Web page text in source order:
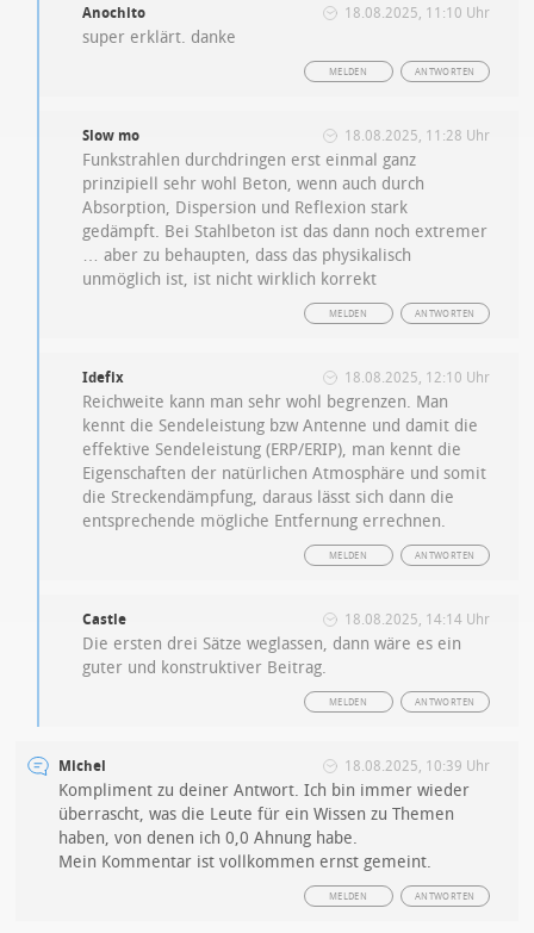
Anochito 18.08.2025, 11:10 Uhr
super erklärt. danke
ANTWORTEN
MELDEN
Slow mo 18.08.2025, 11:28 Uhr
Funkstrahlen durchdringen erst einmal ganz
prinzipiell sehr wohl Beton, wenn auch durch
Absorption, Dispersion und Reflexion stark
gedämpft. Bei Stahlbeton ist das dann noch extremer
… aber zu behaupten, dass das physikalisch
unmöglich ist, ist nicht wirklich korrekt
ANTWORTEN
MELDEN
Idefix 18.08.2025, 12:10 Uhr
Reichweite kann man sehr wohl begrenzen. Man
kennt die Sendeleistung bzw Antenne und damit die
effektive Sendeleistung (ERP/ERIP), man kennt die
Eigenschaften der natürlichen Atmosphäre und somit
die Streckendämpfung, daraus lässt sich dann die
entsprechende mögliche Entfernung errechnen.
ANTWORTEN
MELDEN
Castle 18.08.2025, 14:14 Uhr
Die ersten drei Sätze weglassen, dann wäre es ein
guter und konstruktiver Beitrag.
ANTWORTEN
MELDEN
Michel 18.08.2025, 10:39 Uhr
Kompliment zu deiner Antwort. Ich bin immer wieder
überrascht, was die Leute für ein Wissen zu Themen
haben, von denen ich 0,0 Ahnung habe.
Mein Kommentar ist vollkommen ernst gemeint.
ANTWORTEN
MELDEN